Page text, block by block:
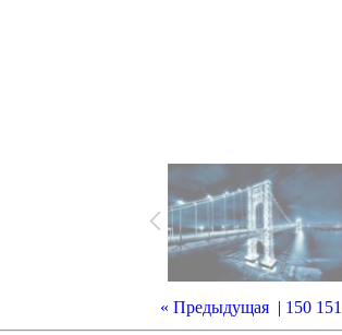
« Предыдущая| 150 151